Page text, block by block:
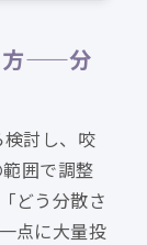
方——分
討し、咬
囲で調整
どう分散さ
点に大量投